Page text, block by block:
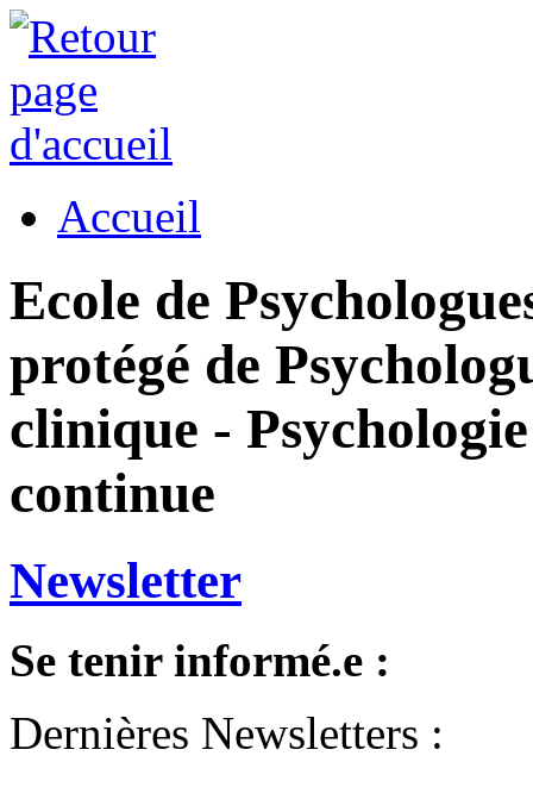
Accueil
Ecole de
protégé de
clinique -
continue
Newsletter
Se tenir informé.e :
Dernières Newsletters :